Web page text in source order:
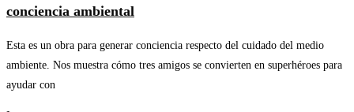
conciencia ambiental
Esta es un obra para generar conciencia respecto del cuidado del medio
ambiente. Nos muestra cómo tres amigos se convierten en superhéroes para
ayudar con